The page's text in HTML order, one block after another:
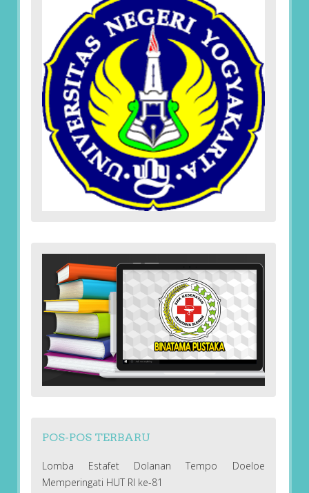
POS-POS TERBARU
Lomba Estafet Dolanan Tempo Doeloe
Memperingati HUT RI ke-81